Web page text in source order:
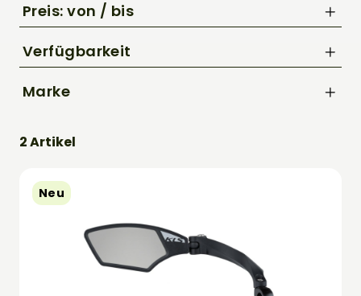
Preis: von / bis
Verfügbarkeit
Marke
XLC
2 Artikel
Neu